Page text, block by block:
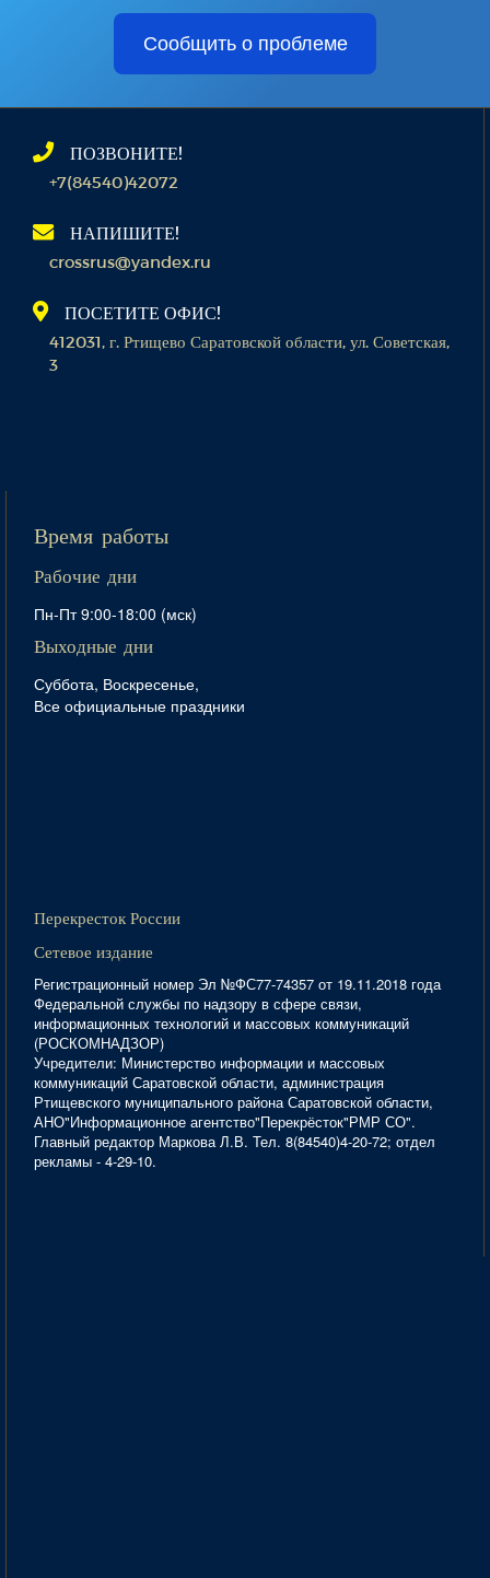
Сообщить о проблеме
ПОЗВОНИТЕ!
+7(84540)42072
НАПИШИТЕ!
crossrus@yandex.ru
ПОСЕТИТЕ ОФИС!
412031, г. Ртищево Саратовской области, ул. Советская,
3
Время работы
Рабочие дни
Пн-Пт 9:00-18:00 (мск)
Выходные дни
Суббота, Воскресенье,
Все официальные праздники
Перекресток России
Сетевое издание
Регистрационный номер Эл №ФС77-74357 от 19.11.2018 года
Федеральной службы по надзору в сфере связи,
информационных технологий и массовых коммуникаций
(РОСКОМНАДЗОР)
Учредители: Министерство информации и массовых
коммуникаций Саратовской области, администрация
Ртищевского муниципального района Саратовской области,
АНО"Информационное агентство"Перекрёсток"РМР СО".
Главный редактор Маркова Л.В. Тел. 8(84540)4-20-72; отдел
рекламы - 4-29-10.